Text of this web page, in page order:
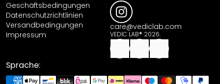
Geschäftsbedingungen
Datenschutzrichtlinien
Versandbedingungen
Impressum
care@vediclab.com
VEDIC LAB® 2026.
Sprache: